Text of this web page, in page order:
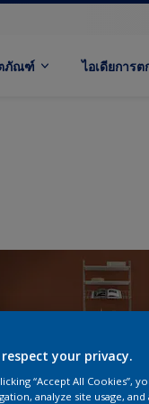
ภัณฑ์ ไอเดียการ
respect your privacy.
“Accept All Cookies”,
analyze site usage,